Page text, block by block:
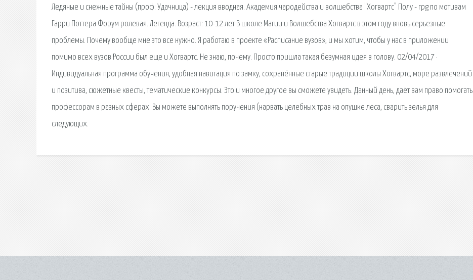
Ледяные и снежные тайны (проф: Удачница) - лекция вводная. Академия чародейства и волшебства "Хогвартс" Полу - rpg по мотивам
Гарри Поттера Форум ролевая. Легенда. Возраст: 10-12 лет В школе Магии и Волшебства Хогвартс в этом году вновь серьезные
проблемы. Почему вообще мне это все нужно. Я работаю в проекте «Расписание вузов», и мы хотим, чтобы у нас в приложении
помимо всех вузов России был еще и Хогвартс. Не знаю, почему. Просто пришла такая безумная идея в голову. 02/04/2017 ·
Индивидуальная программа обучения, удобная навигация по замку, сохранённые старые традиции школы Хогвартс, море развлечений
и позитива, сюжетные квесты, тематические конкурсы. Это и многое другое вы сможете увидеть. Данный день, даёт вам право помогать
профессорам в разных сферах. Вы можете выполнять поручения (нарвать целебных трав на опушке леса, сварить зелья для
следующих.